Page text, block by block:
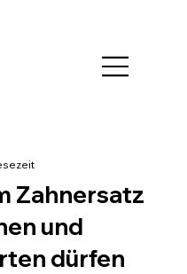
Zahnersatz
und
dürfen